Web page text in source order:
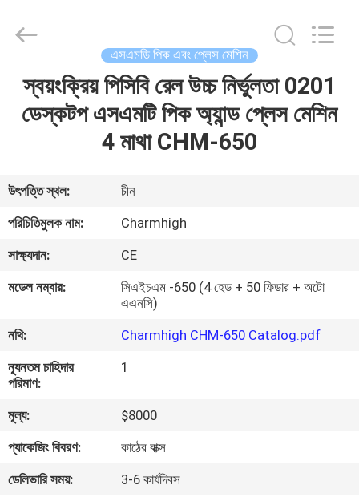
বাড়ি
ভিডিও
সম্পর্কে
কারখানা
নিয়ন্ত্রণ
আমাদের
TECHNOLOGY
LIMITED.
এসএমডি পিক এবং প্লেস মেশিন
স্বয়ংক্রিয় পিসিবি রেল উচ্চ নির্ভুলতা 0201
ডেস্কটপ এসএমটি পিক অ্যান্ড প্লেস মেশিন
4 মাথা CHM-650
উৎপত্তি স্থল:
চীন
পরিচিতিমুলক নাম:
Charmhigh
সাক্ষ্যদান:
CE
মডেল নম্বার:
সিএইচএম -650 (4 হেড + 50 ফিডার + অটো
এএনসি)
নথি:
Charmhigh CHM-650 Catalog.pdf
ন্যূনতম চাহিদার
পরিমাণ:
1
মূল্য:
$8000
প্যাকেজিং বিবরণ:
কাঠের বাক্স
ডেলিভারি সময়:
3-6 কার্যদিবস